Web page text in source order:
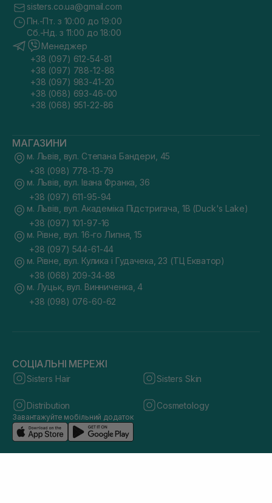
sisters.co.ua@gmail.com
Пн.-Пт. з 10:00 до 19:00
Сб.-Нд. з 11:00 до 18:00
Менеджер
+38 (097) 612-54-81
+38 (097) 788-12-88
+38 (097) 983-41-20
+38 (068) 693-46-00
+38 (068) 951-22-86
МАГАЗИНИ
м. Львів, вул. Степана Бандери, 45
+38 (098) 778-13-79
м. Львів, вул. Івана Франка, 36
+38 (097) 611-95-94
м. Львів, вул. Академіка Підстригача, 1В (Duck's Lake)
+38 (097) 101-97-16
м. Рівне, вул. 16-го Липня, 15
+38 (097) 544-61-44
м. Рівне, вул. Кулика і Гудачека, 23 (ТЦ Екватор)
+38 (068) 209-34-88
м. Луцьк, вул. Винниченка, 4
+38 (098) 076-60-62
СОЦІАЛЬНІ МЕРЕЖІ
Sisters Hair Sisters Skin
Distribution Cosmetology
Завантажуйте мобільний додаток